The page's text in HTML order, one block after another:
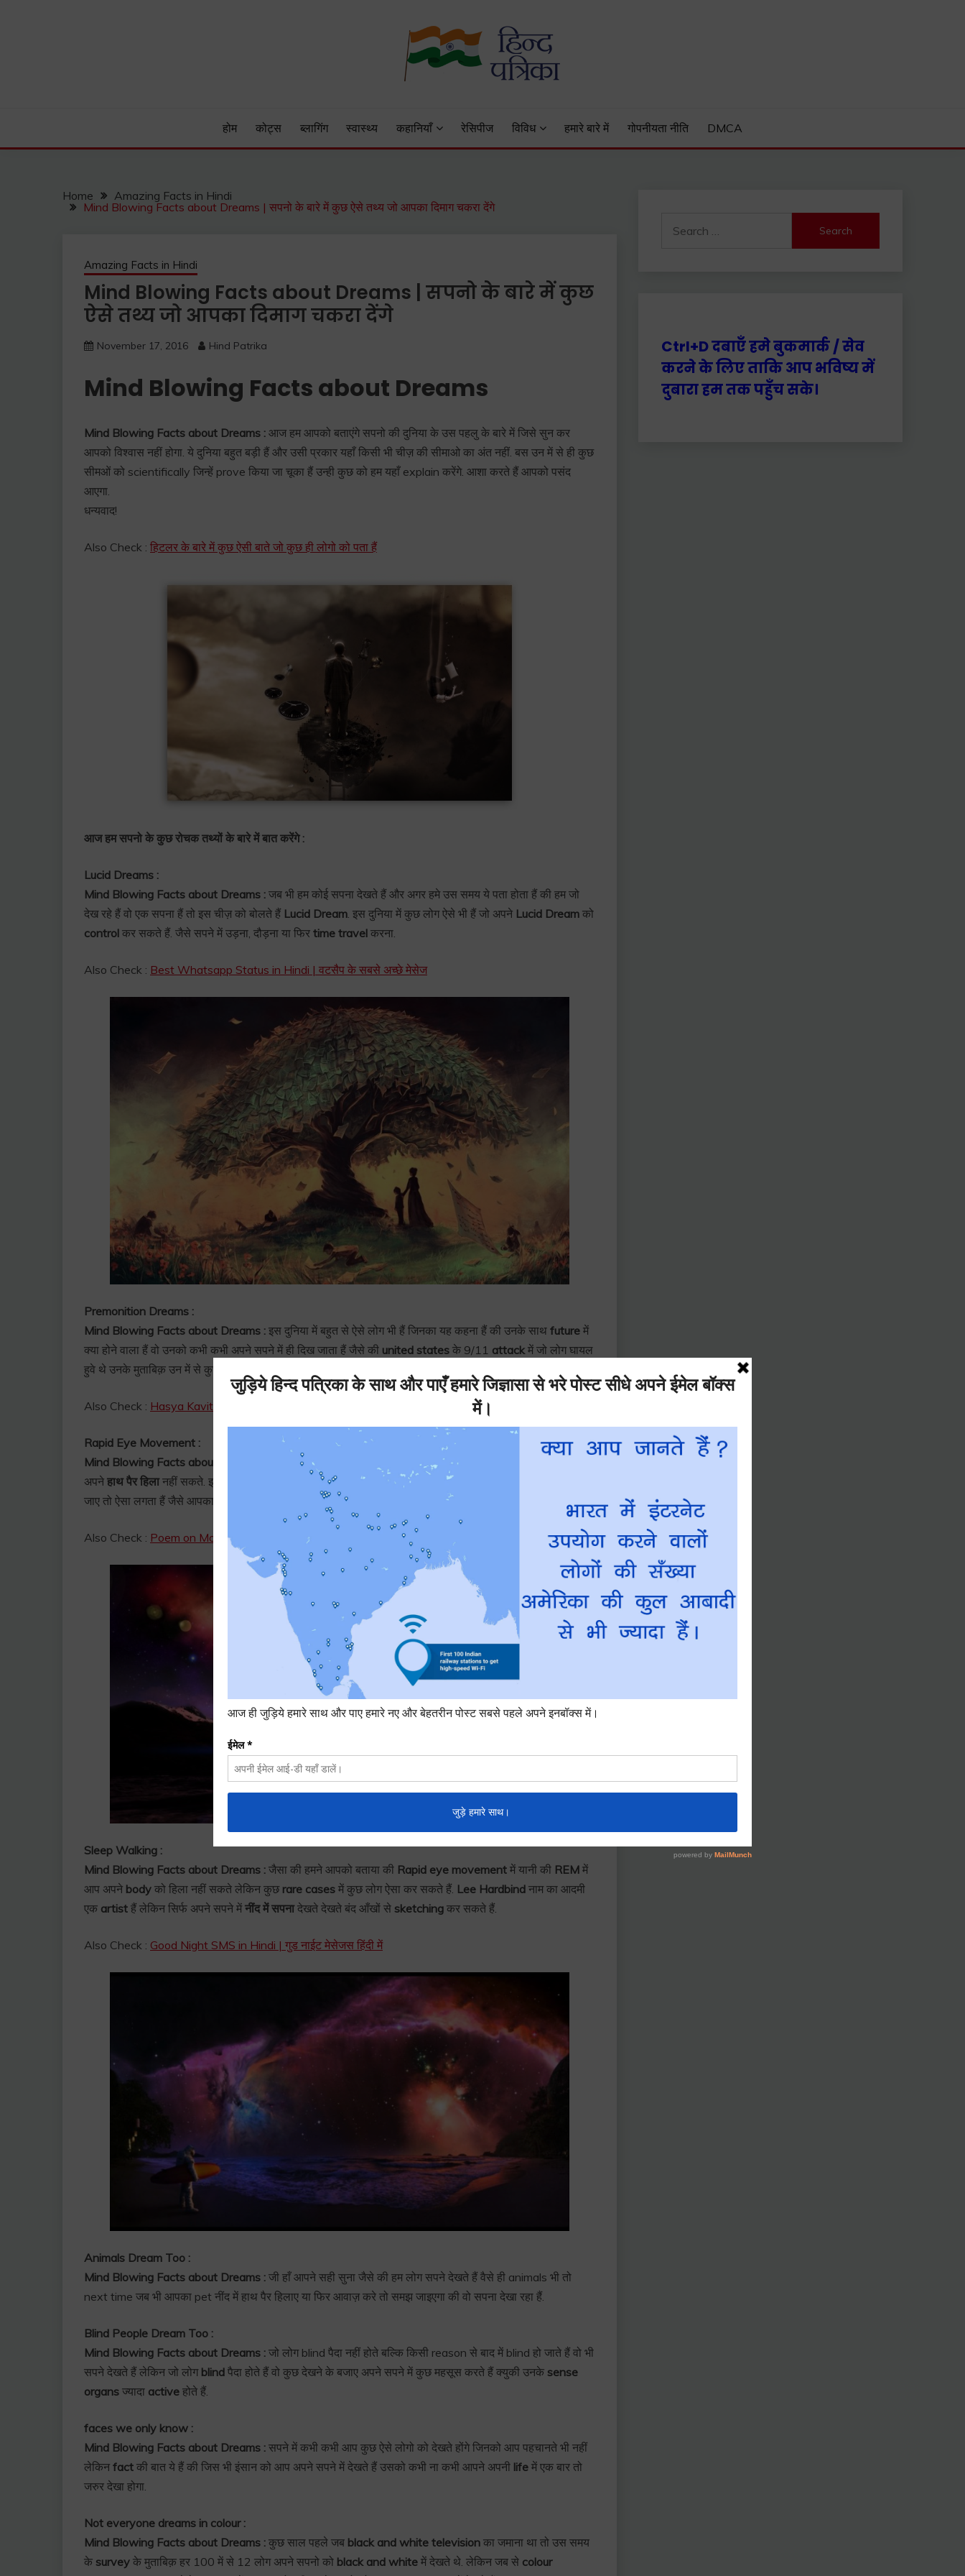
होम कोट्स ब्लागिंग स्वास्थ्य कहानियाँ रेसिपीज विविध हमारे बारे में गोपनीयता नीति DMCA
Home
Amazing Facts in Hindi
Mind Blowing Facts about Dreams | सपनो के बारे में कुछ ऐसे तथ्य जो आपका दिमाग चकरा देंगे
Amazing Facts in Hindi
Mind Blowing Facts about Dreams | सपनो के बारे में कुछ
ऐसे तथ्य जो आपका दिमाग चकरा देंगे
November 17, 2016 Hind Patrika
Mind Blowing Facts about Dreams
Mind Blowing Facts about Dreams : आज हम आपको बताएंगे सपनो की दुनिया के उस पहलु के बारे में जिसे सुन कर
आपको विश्वास नहीं होगा. ये दुनिया बहुत बड़ी हैं और उसी प्रकार यहाँ किसी भी चीज़ की सीमाओ का अंत नहीं. बस उन में से ही कुछ
सीमओं को scientifically जिन्हें prove किया जा चूका हैं उन्ही कुछ को हम यहाँ explain करेंगे. आशा करते हैं आपको पसंद
आएगा.
धन्यवाद!
Also Check : हिटलर के बारे में कुछ ऐसी बाते जो कुछ ही लोगो को पता हैं
आज हम सपनो के कुछ रोचक तथ्यों के बारे में बात करेंगे :
Lucid Dreams :
Mind Blowing Facts about Dreams : जब भी हम कोई सपना देखते हैं और अगर हमे उस समय ये पता होता हैं की हम जो
देख रहे हैं वो एक सपना हैं तो इस चीज़ को बोलते हैं Lucid Dream . इस दुनिया में कुछ लोग ऐसे भी हैं जो अपने Lucid Dream को
control कर सकते हैं. जैसे सपने में उड़ना, दौड़ना या फिर time travel करना.
Also Check : Best Whatsapp Status in Hindi | वटसैप के सबसे अच्छे मेसेज
Premonition Dreams :
Mind Blowing Facts about Dreams : इस दुनिया में बहुत से ऐसे लोग भी हैं जिनका यह कहना हैं की उनके साथ future में
क्या होने वाला हैं वो उनको कभी कभी अपने सपने में ही दिख जाता हैं जैसे की united states के 9/11 attack में जो लोग घायल
हुवे थे उनके मुताबिक़ उन में से कुछ लोगो को पहले ही पता चल गया था की उनके साथ कुछ बुरा होने वाला हैं.
Also Check : Hasya Kavita in Hindi | हास्य कविता हिंदी में
Rapid Eye Movement :
Mind Blowing Facts about Dreams :
जब भी हम कोई देखते हैं तो हमारी body paralyze
अपने हाथ पैर हिलानहीं सकते. इस चीज़ को बोलते हैं Rapid Eye Movementइसलिए अगर कभी बीच सपने में आपकी नींद टूट
जाए तो ऐसा लगता हैं जैसे आपका शरीर
हो गया हैं.
Also Check : Poem on Mother in Hindi | माँ की कविताएँ
Sleep Walking :
Mind Blowing Facts about Dreams : जैसा की हमने आपको बताया की Rapid eye movement में यानी की REM में
आप अपने body को हिला नहीं सकते लेकिन कुछ rare cases में कुछ लोग ऐसा कर सकते हैं. Lee Hardbind नाम का आदमी
एक artist हैं लेकिन सिर्फ अपने सपने में नींद में सपनादेखते देखते बंद आँखों से sketching कर सकते हैं.
Also Check : Good Night SMS in Hindi | गुड नाईट मेसेजस हिंदी में
Animals Dream Too :
Mind Blowing Facts about Dreams : जी हाँ आपने सही सुना जैसे की हम लोग सपने देखते हैं वैसे ही animals भी तो
next time जब भी आपका pet नींद में हाथ पैर हिलाए या फिर आवाज़ करे तो समझ जाइएगा की वो सपना देखा रहा हैं.
Blind People Dream Too :
Mind Blowing Facts about Dreams : जो लोग blind पैदा नहीं होते बल्कि किसी reason से बाद में blind हो जाते हैं वो भी
सपने देखते हैं लेकिन जो लोग blind पैदा होते हैं वो कुछ देखने के बजाए अपने सपने में कुछ महसूस करते हैं क्युकी उनके sense
organs ज्यादा active होते हैं.
faces we only know :
Mind Blowing Facts about Dreams : सपने में कभी कभी आप कुछ ऐसे लोगो को देखते होंगे जिनको आप पहचानते भी नहीं
लेकिन fact की बात ये हैं की जिस भी इंसान को आप अपने सपने में देखते हैं उसको कभी ना कभी आपने अपनी life में एक बार तो
जरुर देखा होगा.
Not everyone dreams in colour :
Mind Blowing Facts about Dreams : कुछ साल पहले जब black and white television का जमाना था तो उस समय
के survey के मुताबिक़ हर 100 में से 12 लोग अपने सपनो को black and white में देखते थे. लेकिन जब से colour
for:
Ctrl+D दबाएँ हमे बुकमार्क / सेव
करने के लिए ताकि आप भविष्य में
दुबारा हम तक पहुँच सके।